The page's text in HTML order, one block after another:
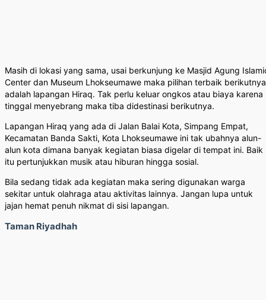
Masih di lokasi yang sama, usai berkunjung ke Masjid Agung
Center dan Museum Lhokseumawe maka pilihan terbaik berikutnya
adalah lapangan Hiraq. Tak perlu keluar ongkos atau biaya karena
tinggal menyebrang maka tiba didestinasi berikutnya.
Lapangan Hiraq yang ada di Jalan Balai Kota, Simpang Empat,
Kecamatan Banda Sakti, Kota Lhokseumawe ini tak ubahnya alun-
alun kota dimana banyak kegiatan biasa digelar di tempat ini. Baik
itu pertunjukkan musik atau hiburan hingga sosial.
Bila sedang tidak ada kegiatan maka sering digunakan warga
sekitar untuk olahraga atau aktivitas lainnya. Jangan lupa untuk
jajan hemat penuh nikmat di sisi lapangan.
Taman Riyadhah